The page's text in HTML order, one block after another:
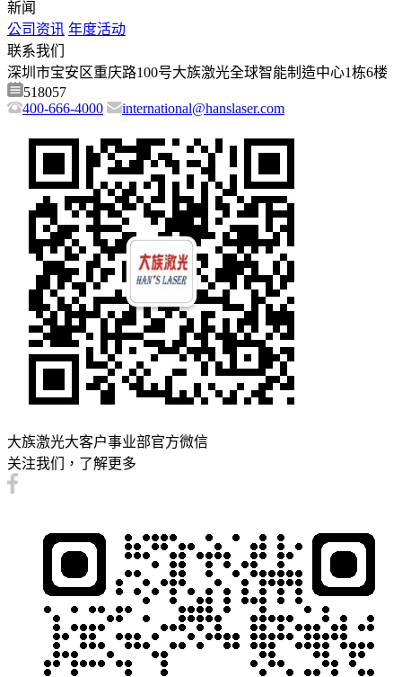
新闻
公司资讯 年度活动
联系我们
深圳市宝安区重庆路100号大族激光全球智能制造中心1栋6楼
518057
400-666-4000
international@hanslaser.com
大族激光大客户事业部官方微信
关注我们，了解更多